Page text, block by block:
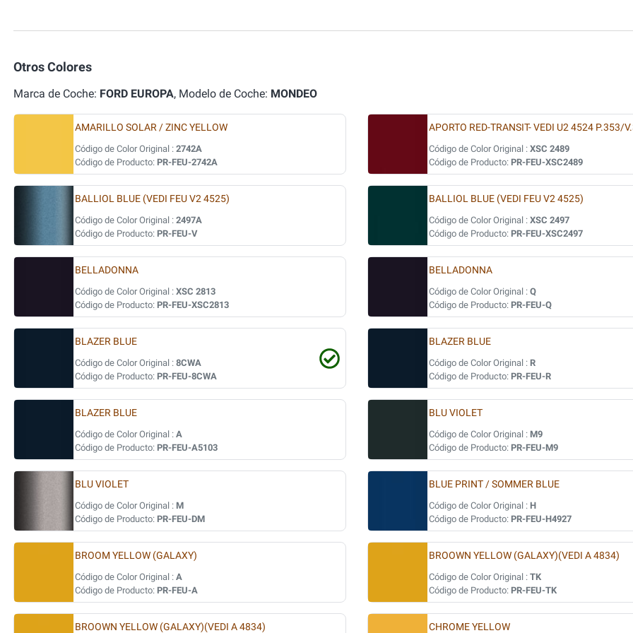
Otros Colores
Marca de Coche: FORD EUROPA, Modelo de Coche: MONDEO
AMARILLO SOLAR / ZINC YELLOW
Código de Color Original : 2742A
Código de Producto: PR-FEU-2742A
APORTO RED-TRANSIT- VEDI U2 4524 P.353/
Código de Color Original : XSC 2489
Código de Producto: PR-FEU-XSC2489
BALLIOL BLUE (VEDI FEU V2 4525)
Código de Color Original : 2497A
Código de Producto: PR-FEU-V
BALLIOL BLUE (VEDI FEU V2 4525)
Código de Color Original : XSC 2497
Código de Producto: PR-FEU-XSC2497
BELLADONNA
Código de Color Original : XSC 2813
Código de Producto: PR-FEU-XSC2813
BELLADONNA
Código de Color Original : Q
Código de Producto: PR-FEU-Q
BLAZER BLUE
Código de Color Original : 8CWA
Código de Producto: PR-FEU-8CWA
BLAZER BLUE
Código de Color Original : R
Código de Producto: PR-FEU-R
BLAZER BLUE
Código de Color Original : A
Código de Producto: PR-FEU-A5103
BLU VIOLET
Código de Color Original : M9
Código de Producto: PR-FEU-M9
BLU VIOLET
Código de Color Original : M
Código de Producto: PR-FEU-DM
BLUE PRINT / SOMMER BLUE
Código de Color Original : H
Código de Producto: PR-FEU-H4927
BROOM YELLOW (GALAXY)
Código de Color Original : A
Código de Producto: PR-FEU-A
BROOWN YELLOW (GALAXY)(VEDI A 4834)
Código de Color Original : TK
Código de Producto: PR-FEU-TK
BROOWN YELLOW (GALAXY)(VEDI A 4834) CHROME YELLOW